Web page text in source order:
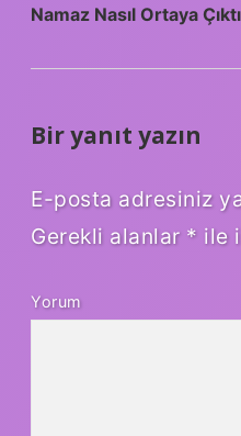
Namaz Nasıl Ortaya Çıktı
Bir yanıt yazın
E-posta adresiniz
Gerekli alanlar * ile
Yorum